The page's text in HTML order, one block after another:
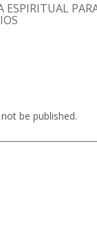
be published.